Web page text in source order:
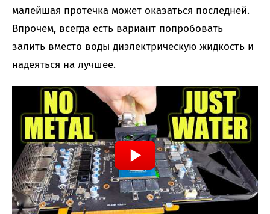
малейшая протечка может оказаться последней.
Впрочем, всегда есть вариант попробовать
залить вместо воды диэлектрическую жидкость и
надеяться на лучшее.